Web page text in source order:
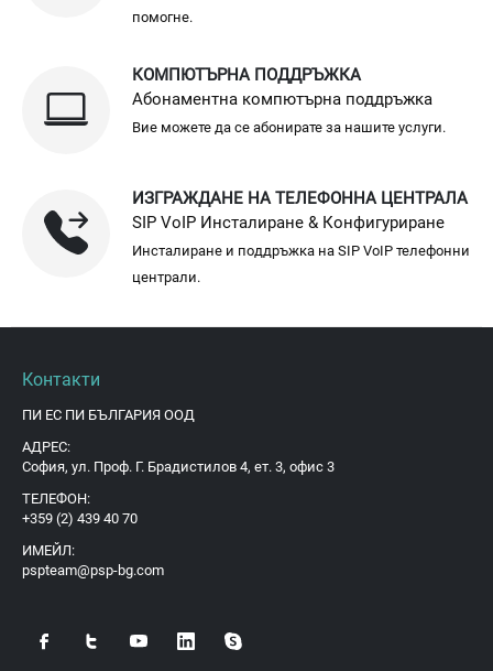
помогне.
КОМПЮТЪРНА ПОДДРЪЖКА
Абонаментна компютърна поддръжка
Вие можете да се абонирате за нашите услуги.
ИЗГРАЖДАНЕ НА ТЕЛЕФОННА ЦЕНТРАЛА
SIP VoIP Инсталиране & Конфигуриране
Инсталиране и поддръжка на SIP VoIP телефонни
централи.
Контакти
ПИ ЕС ПИ БЪЛГАРИЯ ООД
АДРЕС:
София, ул. Проф. Г. Брадистилов 4, ет. 3, офис 3
ТЕЛЕФОН:
+359 (2) 439 40 70
ИМЕЙЛ:
pspteam@psp-bg.com